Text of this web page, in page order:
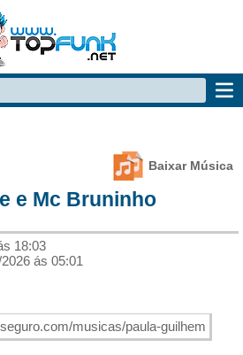
Baixar Música
e Mc Bruninho
18:03
ás 05:01